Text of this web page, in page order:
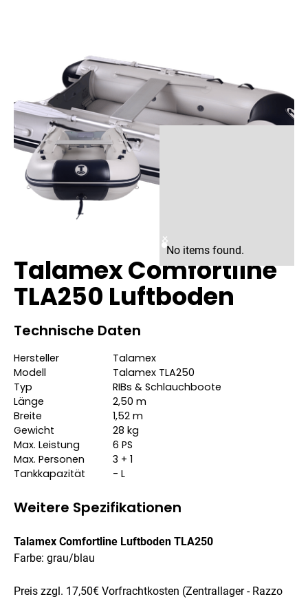
No items found.
Talamex Comfortline
TLA250 Luftboden
Technische Daten
Hersteller
Talamex
Modell
Talamex TLA250
Typ
RIBs & Schlauchboote
Länge
2,50 m
Breite
1,52 m
Gewicht
28 kg
Max. Leistung
6 PS
Max. Personen
3 + 1
Tankkapazität
- L
Weitere Spezifikationen
Talamex Comfortline Luftboden TLA250
Farbe: grau/blau
Preis zzgl. 17,50€ Vorfrachtkosten (Zentrallager - Razzo